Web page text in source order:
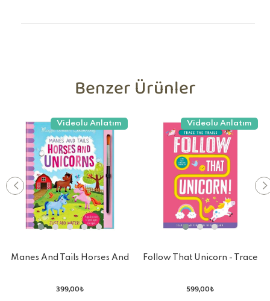
Benzer Ürünler
Videolu Anlatım
Manes And Tails Horses And
399,00₺
Videolu Anlatım
Follow That Unicorn - Trace
599,00₺